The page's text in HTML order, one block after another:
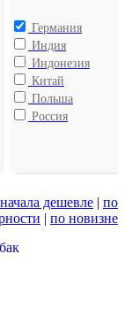
Германия
Индия
Индонезия
Китай
Польша
Россия
дешевле | по
| по новизне